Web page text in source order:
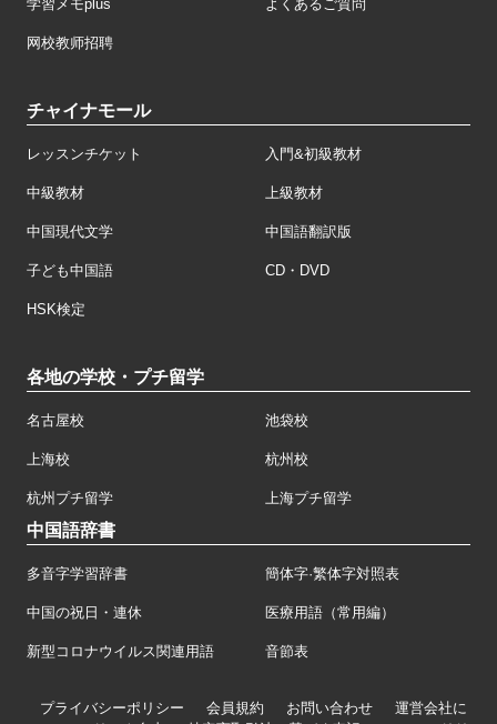
学習メモplus よくあるご質問
网校教师招聘
チャイナモール
レッスンチケット 入門&初級教材
中級教材 上級教材
中国現代文学 中国語翻訳版
子ども中国語 CD・DVD
HSK検定
各地の学校・プチ留学
名古屋校 池袋校
上海校 杭州校
杭州プチ留学 上海プチ留学
中国語辞書
多音字学習辞書 簡体字·繁体字対照表
中国の祝日・連休 医療用語（常用編）
新型コロナウイルス関連用語 音節表
プライバシーポリシー 会員規約 お問い合わせ
運営会社に